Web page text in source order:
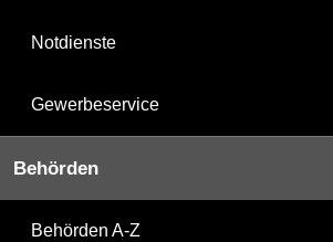
Notdienste
Gewerbeservice
Behörden
Behörden A-Z